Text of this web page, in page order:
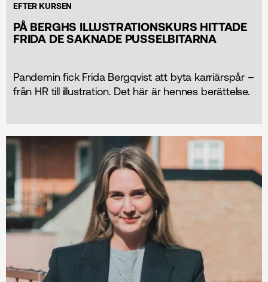
EFTER KURSEN
PÅ BERGHS ILLUSTRATIONSKURS HITTADE
FRIDA DE SAKNADE PUSSELBITARNA
Pandemin fick Frida Bergqvist att byta karriärspår –
från HR till illustration. Det här är hennes berättelse.